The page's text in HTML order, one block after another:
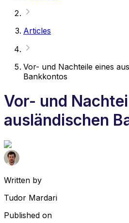
Articles
Vor- und Nachteile eines
Bankkontos
Vor- und
ausländischen
Written by
Tudor Mardari
Published on